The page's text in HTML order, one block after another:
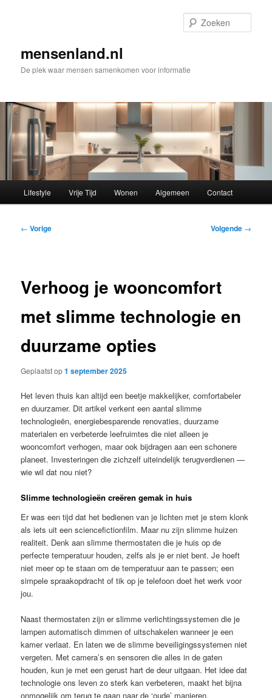
inhoudmensenland.nl
De plek waar mensen samenkomen voor informatie
Lifestyle Vrije Tijd Wonen Algemeen Contact
Bericht
← Vorige Volgende →
Verhoog je wooncomfort
met slimme technologie en
duurzame opties
Geplaatst op1 september 2025
Het leven thuis kan altijd een beetje makkelijker, comfortabeler
en duurzamer. Dit artikel verkent een aantal slimme
technologieën, energiebesparende renovaties, duurzame
materialen en verbeterde leefruimtes die niet alleen je
wooncomfort verhogen, maar ook bijdragen aan een schonere
planeet. Investeringen die zichzelf uiteindelijk terugverdienen —
wie wil dat nou niet?
Slimme technologieën creëren gemak in huis
Er was een tijd dat het bedienen van je lichten met je stem klonk
als iets uit een sciencefictionfilm. Maar nu zijn slimme huizen
realiteit. Denk aan slimme thermostaten die je huis op de
perfecte temperatuur houden, zelfs als je er niet bent. Je hoeft
niet meer op te staan om de temperatuur aan te passen; een
simpele spraakopdracht of tik op je telefoon doet het werk voor
jou.
Naast thermostaten zijn er slimme verlichtingssystemen die je
lampen automatisch dimmen of uitschakelen wanneer je een
kamer verlaat. En laten we de slimme beveiligingssystemen niet
vergeten. Met camera’s en sensoren die alles in de gaten
houden, kun je met een gerust hart de deur uitgaan. Het idee dat
technologie ons leven zo sterk kan verbeteren, maakt het bijna
onmogelijk om terug te gaan naar de ‘oude’ manieren.